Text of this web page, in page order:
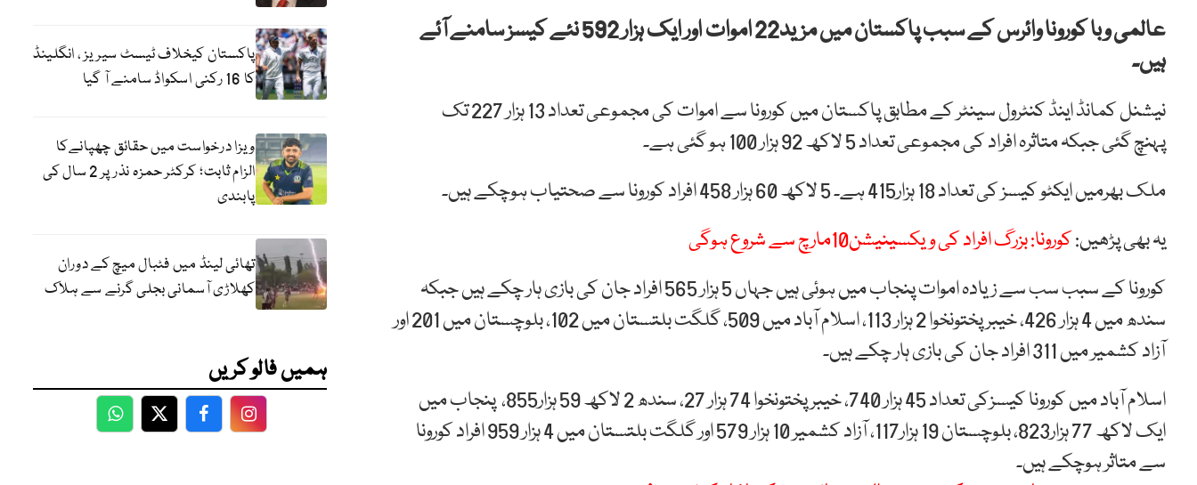
عالمی وبا کورونا وائرس کے سبب پاکستان میں مزید22 اموات اور ایک ہزار 592 نئے کیسز سامنے آئے
ہیں۔
نیشنل کمانڈ اینڈ کنٹرول سینٹر کے مطابق پاکستان میں کورونا سے اموات کی مجموعی تعداد 13 ہزار 227 تک
پہنچ گئی جبکہ متاثرہ افراد کی مجموعی تعداد 5 لاکھ 92 ہزار 100 ہو گئی ہے۔
ملک بھرمیں ایکٹو کیسز کی تعداد 18 ہزار415 ہے۔ 5 لاکھ 60 ہزار 458 افراد کورونا سے صحتیاب ہوچکے ہیں۔
یہ بھی پڑھیں:کورونا: بزرگ افراد کی ویکسینیشن10مارچ سے شروع ہوگی
کورونا کے سبب سب سے زیادہ اموات پنجاب میں ہوئی ہیں جہاں 5 ہزار 565 افراد جان کی بازی ہار چکے ہیں جبکہ
سندھ میں 4 ہزار 426، خیبر پختونخوا 2 ہزار 113، اسلام آباد میں 509، گلگت بلتستان میں 102، بلوچستان میں 201 اور
آزاد کشمیر میں 311 افراد جان کی بازی ہار چکے ہیں۔
اسلام آباد میں کورونا کیسزکی تعداد 45 ہزار 740، خیبر پختونخوا 74 ہزار 27، سندھ 2 لاکھ 59 ہزار855، پنجاب میں
ایک لاکھ 77 ہزار823، بلوچستان 19 ہزار117، آزاد کشمیر 10 ہزار 579 اور گلگت بلتستان میں 4 ہزار 959 افراد کورونا
سے متاثر ہوچکے ہیں۔
پاکستان کیخلاف ٹیسٹ سیریز ، انگلینڈ
کا 16 رکنی اسکواڈ سامنے آ گیا
ویزا درخواست میں حقائق چھپانےکا
الزام ثابت؛ کرکٹر حمزہ نذر پر 2 سال کی
پابندی
تھائی لینڈ میں فٹبال میچ کے دوران
کھلاڑی آسمانی بجلی گرنے سے ہلاک
ہمیں فالو کریں
WhatsApp
TwitterFacebookFacebook